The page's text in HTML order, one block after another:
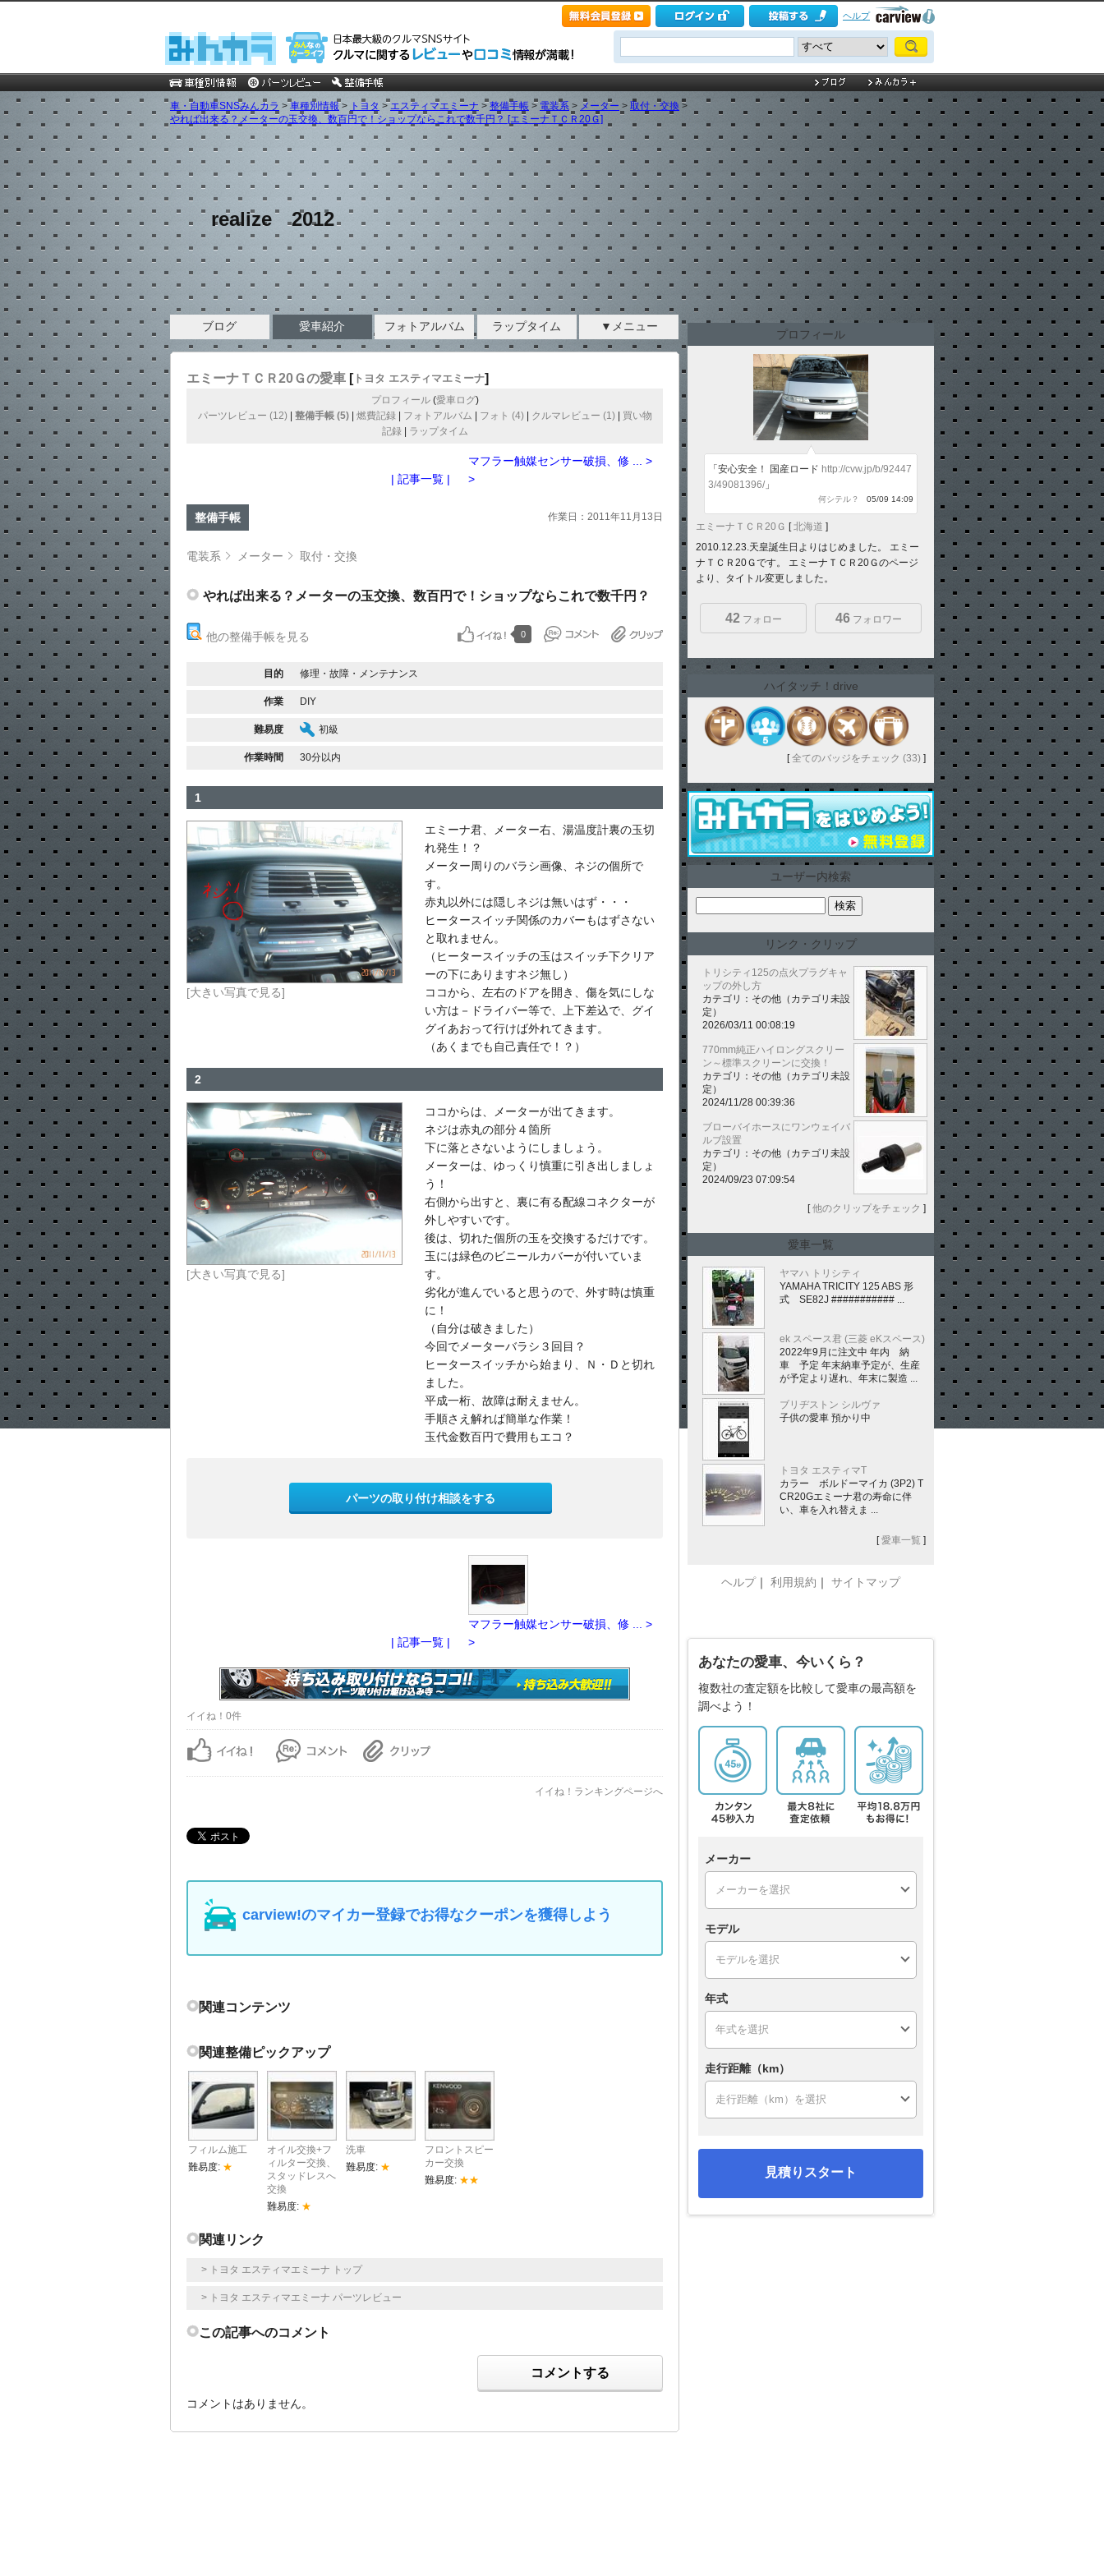
ヘルプ
車・自動車SNSみんカラ >車種別情報> トヨタ >エスティマエミーナ >整備手帳 > 電装系 > メーター > 取付・交換 >
やれば出来る？メーターの玉交換、数百円で！ショップならこれで数千円？ [エミーナＴＣＲ20Ｇ]
realize 2012
ブログ 愛車紹介 フォトアルバム ラップタイム ▼メニュー
エミーナＴＣＲ20Ｇの愛車 [ トヨタ エスティマエミーナ]
プロフィール(愛車ログ)
パーツレビュー (12)| 整備手帳 (5)| 燃費記録| フォトアルバム フォト (4)| クルマレビュー (1)|
買い物
記録| ラップタイム
| 記事一覧 |
マフラー触媒センサー破損、修 ... >
>
整備手帳 作業日：2011年11月13日
電装系 メーター 取付・交換
やれば出来る？メーターの玉交換、数百円で！ショップならこれで数千円？
他の整備手帳を見る 0
目的 修理・故障・メンテナンス
作業 DIY
難易度 初級
作業時間 30分以内
1
[大きい写真で見る]
エミーナ君、メーター右、湯温度計裏の玉切
れ発生！？
メーター周りのバラシ画像、ネジの個所で
す。
赤丸以外には隠しネジは無いはず・・・
ヒータースイッチ関係のカバーもはずさない
と取れません。
（ヒータースイッチの玉はスイッチ下クリア
ーの下にありますネジ無し）
ココから、左右のドアを開き、傷を気にしな
い方は－ドライバー等で、上下差込で、グイ
グイあおって行けば外れてきます。
（あくまでも自己責任で！？）
2
[大きい写真で見る]
ココからは、メーターが出てきます。
ネジは赤丸の部分４箇所
下に落とさないようにしましょう。
メーターは、ゆっくり慎重に引き出しましょ
う！
右側から出すと、裏に有る配線コネクターが
外しやすいです。
後は、切れた個所の玉を交換するだけです。
玉には緑色のビニールカバーが付いていま
す。
劣化が進んでいると思うので、外す時は慎重
に！
（自分は破きました）
今回でメーターバラシ３回目？
ヒータースイッチから始まり、Ｎ・Ｄと切れ
ました。
平成一桁、故障は耐えません。
手順さえ解れば簡単な作業！
玉代金数百円で費用もエコ？
パーツの取り付け相談をする
| 記事一覧 |
マフラー触媒センサー破損、修 ... >
>
イイね！0件
イイね！ランキングページへ
carview!のマイカー登録でお得なクーポンを獲得しよう
関連コンテンツ
関連整備ピックアップ
フィルム施工
難易度: ★
オイル交換+フ
ィルター交換、
スタッドレスへ
交換
難易度: ★
洗車
難易度: ★
フロントスピー
カー交換
難易度: ★★
関連リンク
> トヨタ エスティマエミーナ トップ
> トヨタ エスティマエミーナ パーツレビュー
この記事へのコメント
コメントする
コメントはありません。
プロフィール
「安心安全！ 国産ロード http://cvw.jp/b/92447
3/49081396/」
何シテル？ 05/09 14:09
エミーナＴＣＲ20Ｇ [北海道 ]
2010.12.23.天皇誕生日よりはじめました。 エミー
ナＴＣＲ20Ｇです。 エミーナＴＣＲ20Ｇのページ
より、タイトル変更しました。
42フォロー 46フォロワー
ハイタッチ！drive
[全てのバッジをチェック (33) ]
ユーザー内検索
リンク・クリップ
トリシティ125の点火プラグキャ
ップの外し方
カテゴリ：その他（カテゴリ未設
定）
2026/03/11 00:08:19
770mm純正ハイロングスクリー
ン～標準スクリーンに交換！
カテゴリ：その他（カテゴリ未設
定）
2024/11/28 00:39:36
ブローバイホースにワンウェイバ
ルブ設置
カテゴリ：その他（カテゴリ未設
定）
2024/09/23 07:09:54
[他のクリップをチェック ]
愛車一覧
ヤマハ トリシティ
YAMAHA TRICITY 125 ABS 形
式 SE82J ########### ...
ek スペース君 (三菱 eKスペース)
2022年9月に注文中 年内 納
車 予定 年末納車予定が、生産
が予定より遅れ、年末に製造 ...
ブリヂストン シルヴァ
子供の愛車 預かり中
トヨタ エスティマT
カラー ボルドーマイカ (3P2) T
CR20Gエミーナ君の寿命に伴
い、車を入れ替えま ...
[愛車一覧 ]
ヘルプ｜ 利用規約 ｜ サイトマップ
あなたの愛車、今いくら？
複数社の査定額を比較して愛車の最高額を
調べよう！
メーカー
モデル
年式
走行距離（km）
見積りスタート